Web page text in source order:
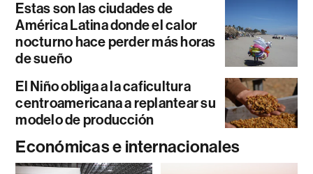
Estas son las ciudades de
América Latina donde el calor
nocturno hace perder más horas
de sueño
El Niño obliga a la caficultura
centroamericana a replantear su
modelo de producción
Económicas e internacionales